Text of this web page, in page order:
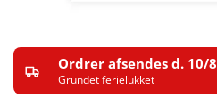
Ordrer afsendes d. 10/8
Grundet ferielukket